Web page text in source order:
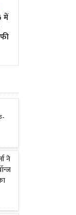
में
ने